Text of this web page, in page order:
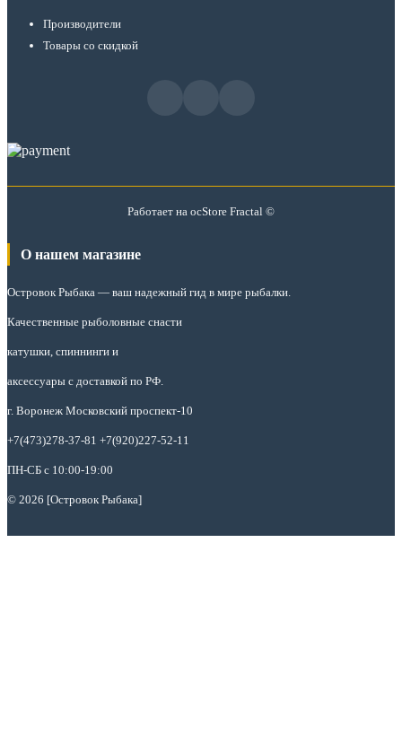
Производители
Товары со скидкой
Работает на ocStore Fractal ©
О нашем магазине
Островок Рыбака — ваш надежный гид в мире рыбалки.
Качественные рыболовные снасти
катушки, спиннинги и
аксессуары с доставкой по РФ.
г. Воронеж Московский проспект-10
+7(473)278-37-81 +7(920)227-52-11
ПН-СБ с 10:00-19:00
© 2026 [Островок Рыбака]